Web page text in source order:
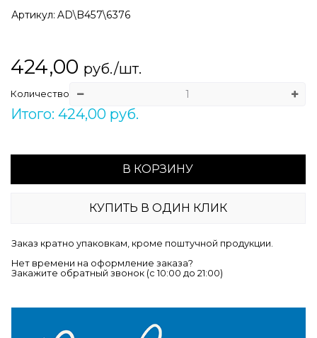
Артикул: AD\B457\6376
424,00 руб./шт.
Количество
Итого: 424,00 руб.
В КОРЗИНУ
КУПИТЬ В ОДИН КЛИК
Заказ кратно упаковкам, кроме поштучной продукции.
Нет времени на оформление заказа?
Закажите обратный звонок (c 10:00 до 21:00)